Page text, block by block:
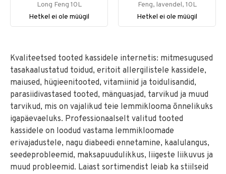
Long Feng 10L
Hetkel ei ole müügil
Feng, lavendel, 10L
Hetkel ei ole müügil
Kvaliteetsed tooted kassidele internetis: mitmesugused
tasakaalustatud toidud, eritoit allergilistele kassidele,
maiused, hügieenitooted, vitamiinid ja toidulisandid,
parasiidivastased tooted, mänguasjad, tarvikud ja muud
tarvikud, mis on vajalikud teie lemmiklooma õnnelikuks
igapäevaeluks. Professionaalselt valitud tooted
kassidele on loodud vastama lemmikloomade
erivajadustele, nagu diabeedi ennetamine, kaalulangus,
seedeprobleemid, maksapuudulikkus, liigeste liikuvus ja
muud probleemid. Laiast sortimendist leiab ka stiilseid